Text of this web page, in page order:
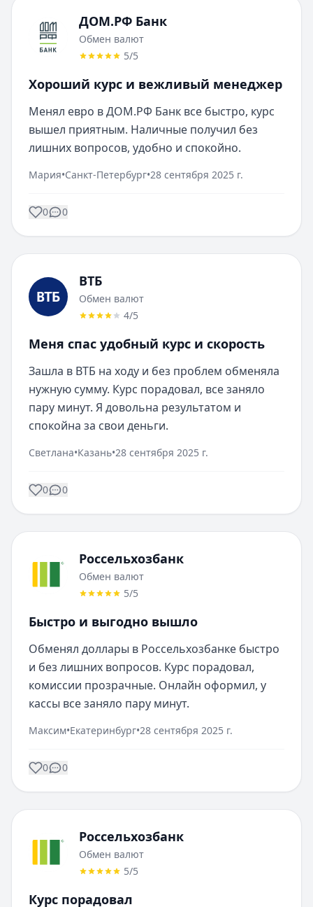
ДОМ.РФ Банк
Обмен валют
5/5
Хороший курс и вежливый менеджер
Менял евро в ДОМ.РФ Банк все быстро, курс
вышел приятным. Наличные получил без
лишних вопросов, удобно и спокойно.
Мария•Санкт-Петербург•28 сентября 2025 г.
0 0
ВТБ
Обмен валют
4/5
Меня спас удобный курс и скорость
Зашла в ВТБ на ходу и без проблем обменяла
нужную сумму. Курс порадовал, все заняло
пару минут. Я довольна результатом и
спокойна за свои деньги.
Светлана•Казань•28 сентября 2025 г.
0 0
Россельхозбанк
Обмен валют
5/5
Быстро и выгодно вышло
Обменял доллары в Россельхозбанке быстро
и без лишних вопросов. Курс порадовал,
комиссии прозрачные. Онлайн оформил, у
кассы все заняло пару минут.
Максим•Екатеринбург•28 сентября 2025 г.
0 0
Россельхозбанк
Обмен валют
5/5
Курс порадовал